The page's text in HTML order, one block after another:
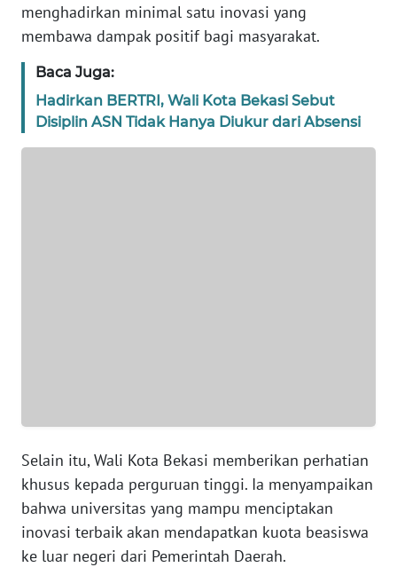
menghadirkan minimal satu inovasi yang
membawa dampak positif bagi masyarakat.
Baca Juga:
Hadirkan BERTRI, Wali Kota Bekasi Sebut
Disiplin ASN Tidak Hanya Diukur dari Absensi
Selain itu, Wali Kota Bekasi memberikan perhatian
khusus kepada perguruan tinggi. Ia menyampaikan
bahwa universitas yang mampu menciptakan
inovasi terbaik akan mendapatkan kuota beasiswa
ke luar negeri dari Pemerintah Daerah.
WN
WN
JABAR
WN
BARAT
WN
RIAU